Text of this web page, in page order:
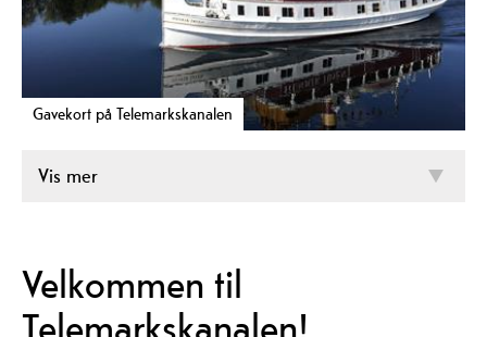
Gavekort på Telemarkskanalen
Vis mer
Velkommen til